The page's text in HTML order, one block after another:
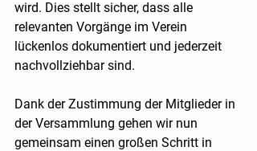
wird. Dies stellt sicher, dass alle
relevanten Vorgänge im Verein
lückenlos dokumentiert und jederzeit
nachvollziehbar sind.
Dank der Zustimmung der Mitglieder in
der Versammlung gehen wir nun
gemeinsam einen großen Schritt in